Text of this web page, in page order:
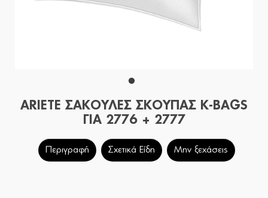
ARIETE ΣΑΚΟΥΛΕΣ ΣΚΟΥΠΑΣ K-BAGS
ΓΙΑ 2776 + 2777
Περιγραφή Σχετικά Είδη Μην ξεχάσεις